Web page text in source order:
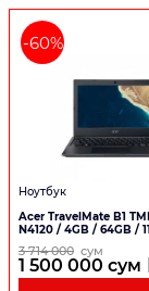
-60%
Ноутбук
Acer TravelMate B1
N4120 / 4GB / 64GB /
3 714 000 сум
1 500 000 сум |